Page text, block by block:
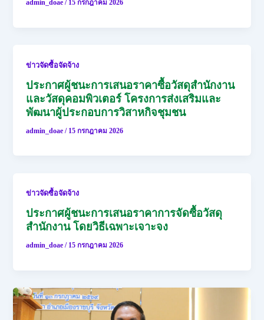
admin_doae/ 15 กรกฎาคม 2026
ข่าวจัดซื้อจัดจ้าง
ประกาศผู้ชนะการเสนอราคาซื้อวัสดุสำนักงาน
และวัสดุคอมพิวเตอร์ โครงการส่งเสริมและ
พัฒนาผู้ประกอบการวิสาหกิจชุมชน
admin_doae/ 15 กรกฎาคม 2026
ข่าวจัดซื้อจัดจ้าง
ประกาศผู้ชนะการเสนอราคาการจัดซื้อวัสดุ
สำนักงาน โดยวิธีเฉพาะเจาะจง
admin_doae/ 15 กรกฎาคม 2026